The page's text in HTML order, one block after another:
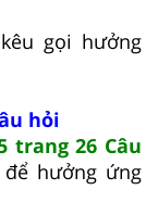
gọi hưởng
hỏi
trang 26 Câu
hưởng ứng